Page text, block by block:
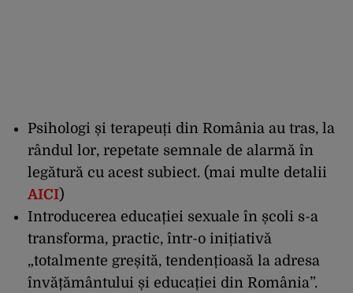
Psihologi și terapeuți din România au tras, la
rândul lor, repetate semnale de alarmă în
legătură cu acest subiect. (mai multe detalii
AICI)
Introducerea educației sexuale în școli s-a
transforma, practic, într-o inițiativă
„totalmente greșită, tendențioasă la adresa
învățământului și educației din România”.